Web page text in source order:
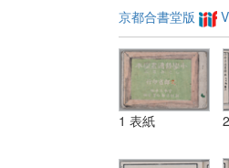
京都合書堂版
1 表紙